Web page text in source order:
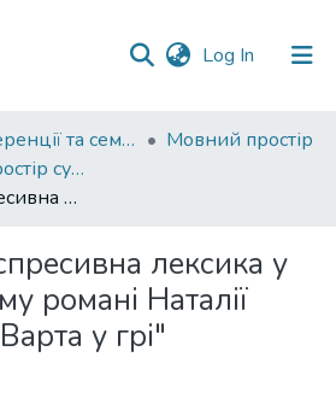
Log In (current)
012. Конференції та семінари НаУКМА
Мовний простір
2024. Мовний простір сучасного світу : тези доповідей VIII Всеукраїнської науково-практичної конференції студентів, аспірантів і молодих учених, 24 травня 2024 р.
Емоційно-експресивна лексика у фантастичному романі Наталії Матолінець "Варта у грі"
лексика у
романі Наталії
у грі"